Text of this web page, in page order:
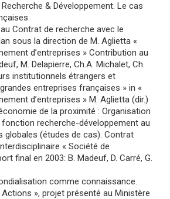
& Développement. Le cas
Contrat de recherche avec le
sous la direction de M. Aglietta «
d’entreprises » Contribution au
M. Delapierre, Ch.A. Michalet, Ch.
institutionnels étrangers et
entreprises françaises » in «
d’entreprises » M. Aglietta (dir.)
de la proximité : Organisation
recherche-développement au
globales (études de cas). Contrat
« Société de
final en 2003: B. Madeuf, D. Carré, G.
comme connaissance.
», projet présenté au Ministère